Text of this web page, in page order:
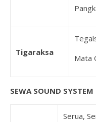
Tigaraksa
Mata
SEWA SOUND
Serua,